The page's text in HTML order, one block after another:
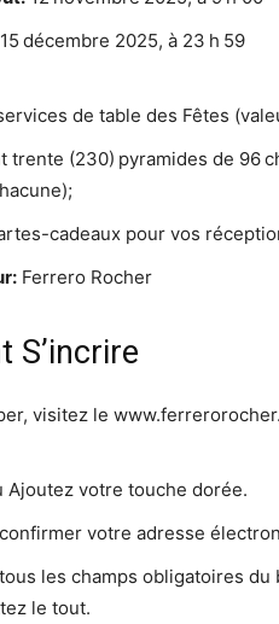
15 décembre 2025, à 23 h 59
de table des Fêtes
trente (230) pyramides de 96
cadeaux pour vos
Ferrero Rocher
S’incrire
visitez le
Ajoutez votre touche dorée.
votre adresse
les champs obligatoires
le tout.